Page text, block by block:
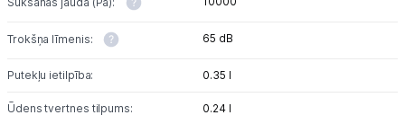
Trokšņa līmenis: 65 dB
Putekļu ietilpība: 0.35 l
Ūdens tvertnes tilpums: 0.24 l